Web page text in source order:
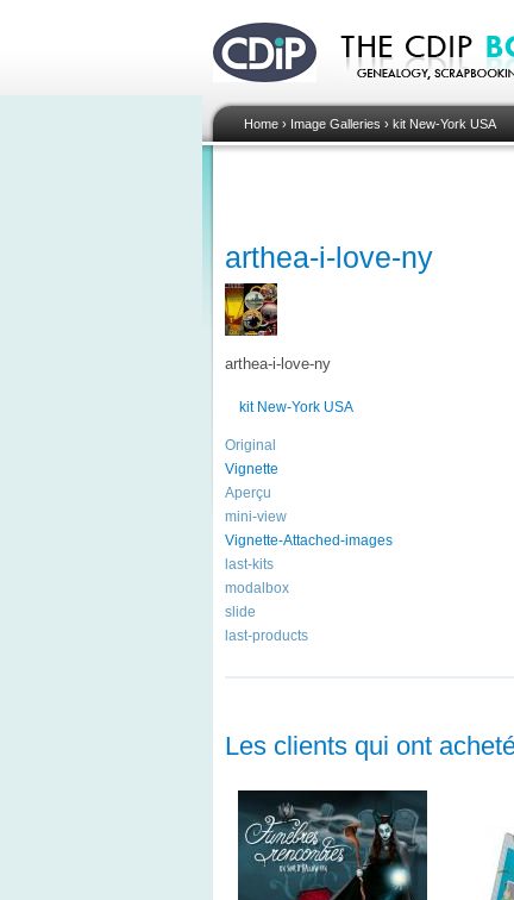
Home› Image Galleries › kit New-York USA
arthea-i-love-ny
arthea-i-love-ny
kit New-York USA
Original
Vignette
Aperçu
mini-view
Vignette-Attached-images
last-kits
modalbox
slide
last-products
Les clients qui ont